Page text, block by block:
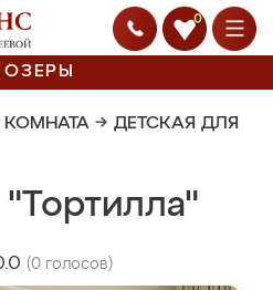
0
ОЗЕРЫ
КОМНАТА → ДЕТСКАЯ ДЛЯ
(0 голосов)